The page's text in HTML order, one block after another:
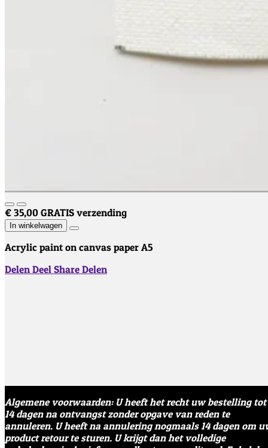
€ 35,00 GRATIS verzending
In winkelwagen
Acrylic paint on canvas paper A5
Delen Deel Share Delen
Algemene voorwaarden: U heeft het recht uw bestelling tot
14 dagen na ontvangst zonder opgave van reden te
annuleren. U heeft na annulering nogmaals 14 dagen om
product retour te sturen. U krijgt dan het volledige